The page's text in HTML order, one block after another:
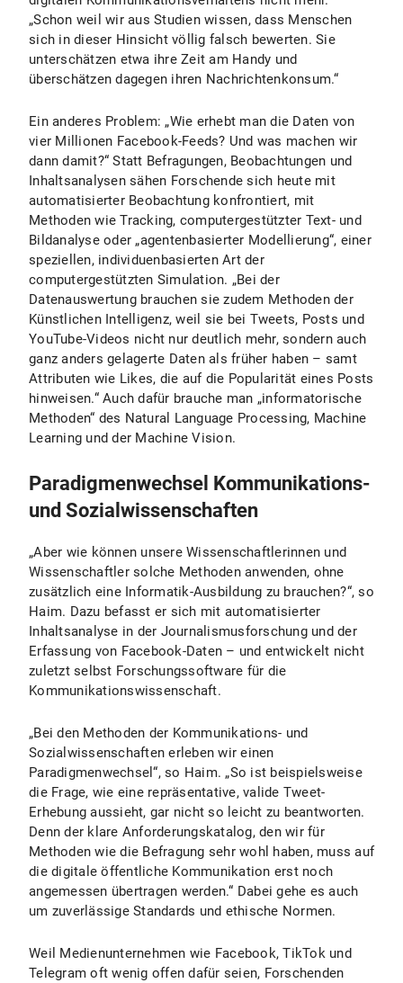
„Schon weil wir aus Studien wissen, dass Menschen
sich in dieser Hinsicht völlig falsch bewerten. Sie
unterschätzen etwa ihre Zeit am Handy und
überschätzen dagegen ihren Nachrichtenkonsum.“
Ein anderes Problem: „Wie erhebt man die Daten von
vier Millionen Facebook-Feeds? Und was machen wir
dann damit?“ Statt Befragungen, Beobachtungen und
Inhaltsanalysen sähen Forschende sich heute mit
automatisierter Beobachtung konfrontiert, mit
Methoden wie Tracking, computergestützter Text- und
Bildanalyse oder „agentenbasierter Modellierung“, einer
speziellen, individuenbasierten Art der
computergestützten Simulation. „Bei der
Datenauswertung brauchen sie zudem Methoden der
Künstlichen Intelligenz, weil sie bei Tweets, Posts und
YouTube-Videos nicht nur deutlich mehr, sondern auch
ganz anders gelagerte Daten als früher haben – samt
Attributen wie Likes, die auf die Popularität eines Posts
hinweisen.“ Auch dafür brauche man „informatorische
Methoden“ des Natural Language Processing, Machine
Learning und der Machine Vision.
Paradigmenwechsel Kommunikations-
und Sozialwissenschaften
„Aber wie können unsere Wissenschaftlerinnen und
Wissenschaftler solche Methoden anwenden, ohne
zusätzlich eine Informatik-Ausbildung zu brauchen?“, so
Haim. Dazu befasst er sich mit automatisierter
Inhaltsanalyse in der Journalismusforschung und der
Erfassung von Facebook-Daten – und entwickelt nicht
zuletzt selbst Forschungssoftware für die
Kommunikationswissenschaft.
„Bei den Methoden der Kommunikations- und
Sozialwissenschaften erleben wir einen
Paradigmenwechsel“, so Haim. „So ist beispielsweise
die Frage, wie eine repräsentative, valide Tweet-
Erhebung aussieht, gar nicht so leicht zu beantworten.
Denn der klare Anforderungskatalog, den wir für
Methoden wie die Befragung sehr wohl haben, muss auf
die digitale öffentliche Kommunikation erst noch
angemessen übertragen werden.“ Dabei gehe es auch
um zuverlässige Standards und ethische Normen.
Weil Medienunternehmen wie Facebook, TikTok und
Telegram oft wenig offen dafür seien, Forschenden